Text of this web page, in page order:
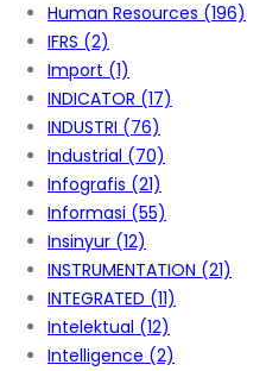
Human Resources (196)
IFRS (2)
Import (1)
INDICATOR (17)
INDUSTRI (76)
Industrial (70)
Infografis (21)
Informasi (55)
Insinyur (12)
INSTRUMENTATION (21)
INTEGRATED (11)
Intelektual (12)
Intelligence (2)